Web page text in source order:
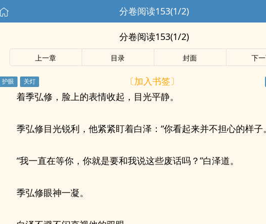
分卷阅读153(1/2)
分卷阅读153(1/2)
上一章 目录 封面 下
〔加入书签〕
着季弘修，脸上的表情收起，目光平静。
季弘修目光锐利，他紧紧盯着白泽：“你看起来并不担心的样子
“我一直在等你，你就是要和我说这些废话吗？”白泽道。
季弘修眼神一凝。